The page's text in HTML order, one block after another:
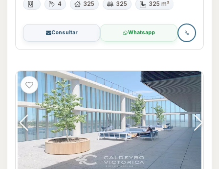
4 325 325 325 m²
Consultar Whatsapp